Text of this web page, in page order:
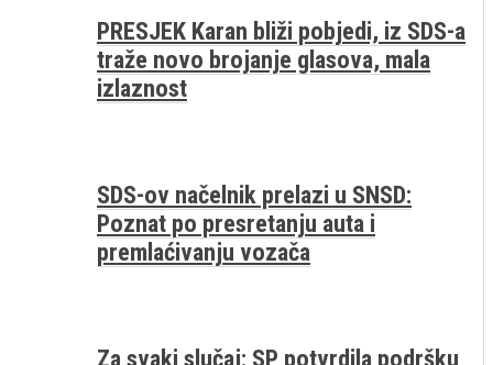
PRESJEK Karan bliži pobjedi, iz SDS-a
traže novo brojanje glasova, mala
izlaznost
SDS-ov načelnik prelazi u SNSD:
Poznat po presretanju auta i
premlaćivanju vozača
Za svaki slučaj: SP potvrdila podršku